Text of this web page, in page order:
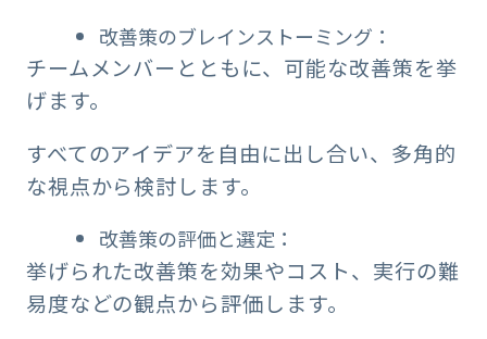
改善策のブレインストーミング：
チームメンバーとともに、可能な改善策を挙
げます。
すべてのアイデアを自由に出し合い、多角的
な視点から検討します。
改善策の評価と選定：
挙げられた改善策を効果やコスト、実行の難
易度などの観点から評価します。